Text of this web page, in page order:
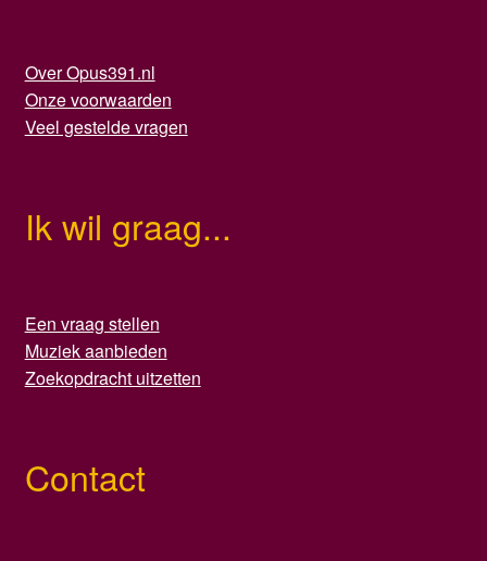
Over Opus391.nl
Onze voorwaarden
Veel gestelde vragen
Ik wil graag...
Een vraag stellen
Muziek aanbieden
Zoekopdracht uitzetten
Contact